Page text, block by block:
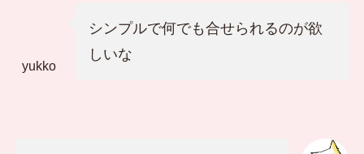
yukko
シンプルで何でも合せられるのが欲
しいな